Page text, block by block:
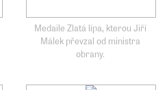
Medaile Zlatá lípa, kterou Jiří
Málek převzal od ministra
obrany.